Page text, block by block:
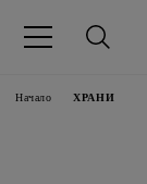
Начало ХРАНИ